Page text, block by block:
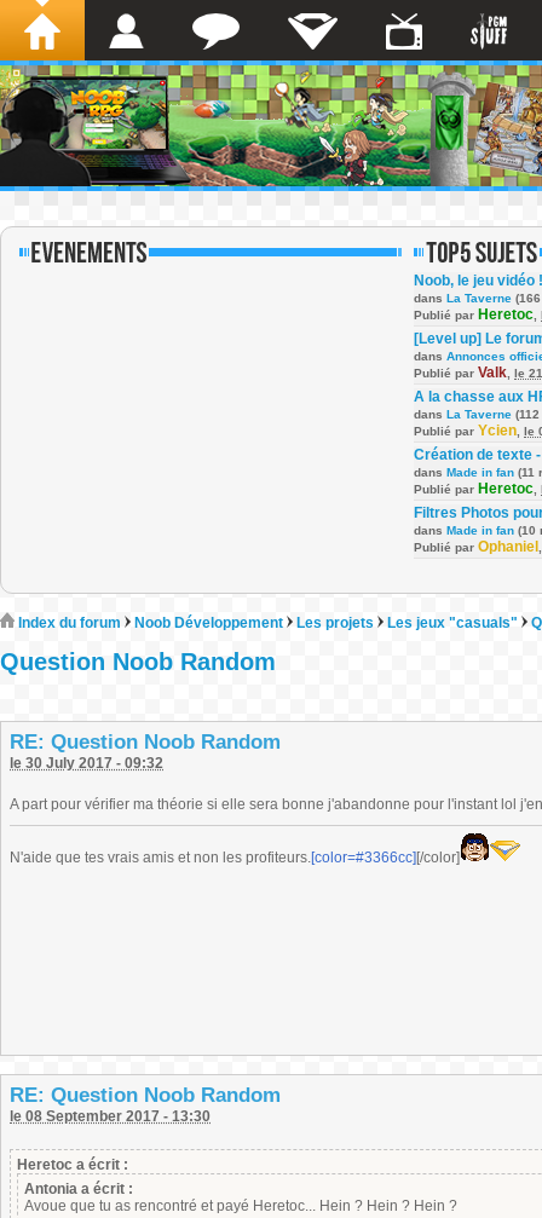
Noob, le jeu vidéo !
dans La Taverne
Publié par Heretoc
[Level up] Le
dans Annonces
Publié par Valk le
A la chasse aux
dans La Taverne
Publié par Ycien le
Création de texte
dans Made in fan (11
Publié par Heretoc
Filtres Photos
dans Made in fan (10
Publié par Ophaniel
Index du forum Noob Développement Les projets Les jeux "casuals"
Question Noob Random
RE: Question Noob Random
le 30 July 2017 - 09:32
A part pour vérifier ma théorie si elle sera bonne j'abandonne pour l'instant lol
N'aide que tes vrais amis et non les profiteurs.[color=#3366cc] [/color]
RE: Question Noob Random
le 08 September 2017 - 13:30
Heretoc a écrit :
Antonia a écrit :
Avoue que tu as rencontré et payé Heretoc... Hein ? Hein ? Hein ?